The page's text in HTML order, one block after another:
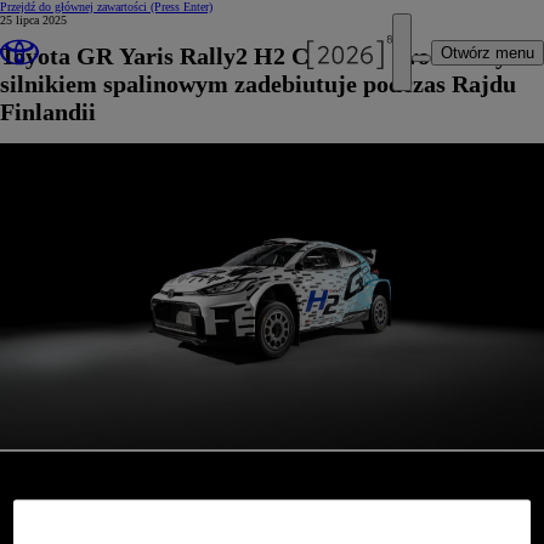
Przejdź do głównej zawartości (Press Enter)
Otwórz menu
25 lipca 2025
Toyota GR Yaris Rally2 H2 Concept z wodorowym
silnikiem spalinowym zadebiutuje podczas Rajdu
Finlandii